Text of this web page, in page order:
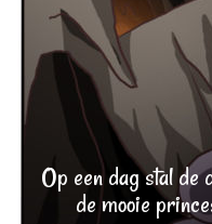
Op een dag stal de
de mooie